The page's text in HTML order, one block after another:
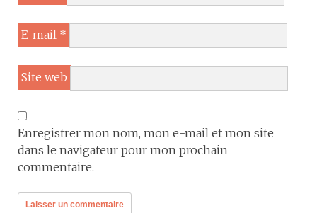
E-mail *
Site web
Enregistrer mon nom, mon e-mail et mon site
dans le navigateur pour mon prochain
commentaire.